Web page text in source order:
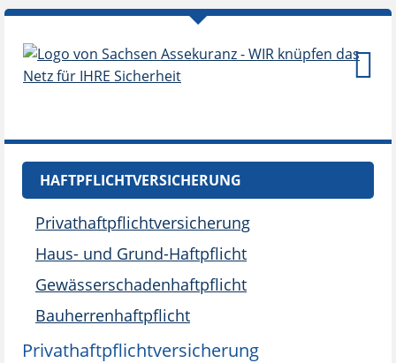
HAFTPFLICHTVERSICHERUNG
Privathaftpflichtversicherung
Haus- und Grund-Haftpflicht
Gewässerschadenhaftpflicht
Bauherrenhaftpflicht
Privathaftpflichtversicherung